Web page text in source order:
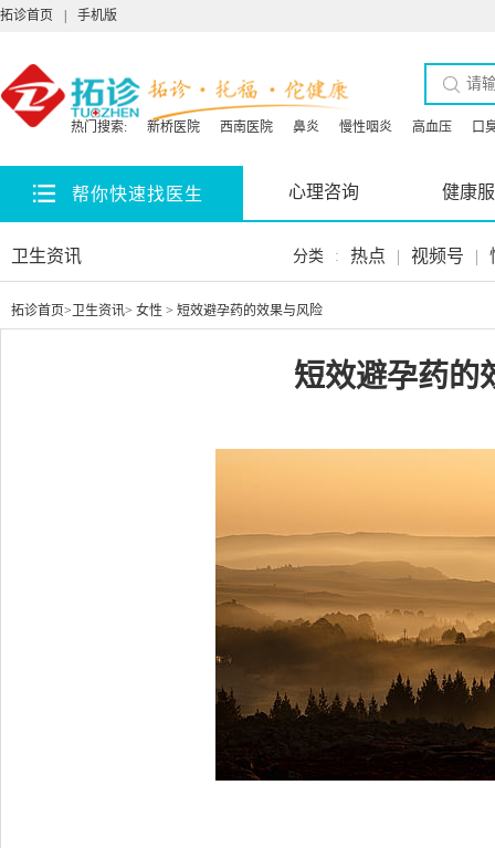
拓诊首页 手机版
热门搜索: 新桥医院 西南医院 鼻炎 慢性咽炎 高血压 口
帮你快速找医生 心理咨询 健康
卫生资讯 分类 : 热点 | 视频号 |
拓诊首页> 卫生资讯> 女性 > 短效避孕药的效果与风险
短效避孕药的